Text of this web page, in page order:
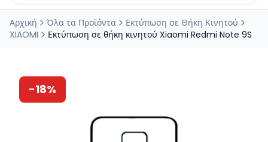
Αρχική Όλα τα Προϊόντα
Εκτύπωση σε Θήκη Κινητού
XIAOMI
Εκτύπωση σε θήκη κινητού Xiaomi Redmi Note 9S
-18%